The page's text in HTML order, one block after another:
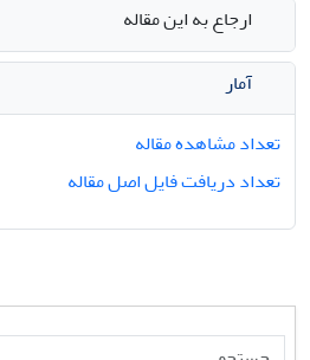
ارجاع به این مقاله
آمار
تعداد مشاهده مقاله
تعداد دریافت فایل اصل مقاله